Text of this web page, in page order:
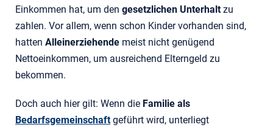
Einkommen hat, um den gesetzlichen Unterhaltzu
zahlen. Vor allem, wenn schon Kinder vorhanden sind,
hatten Alleinerziehende meist nicht genügend
Nettoeinkommen, um ausreichend Elterngeld zu
bekommen.
Doch auch hier gilt: Wenn die Familie als
Bedarfsgemeinschaftgeführt wird, unterliegt